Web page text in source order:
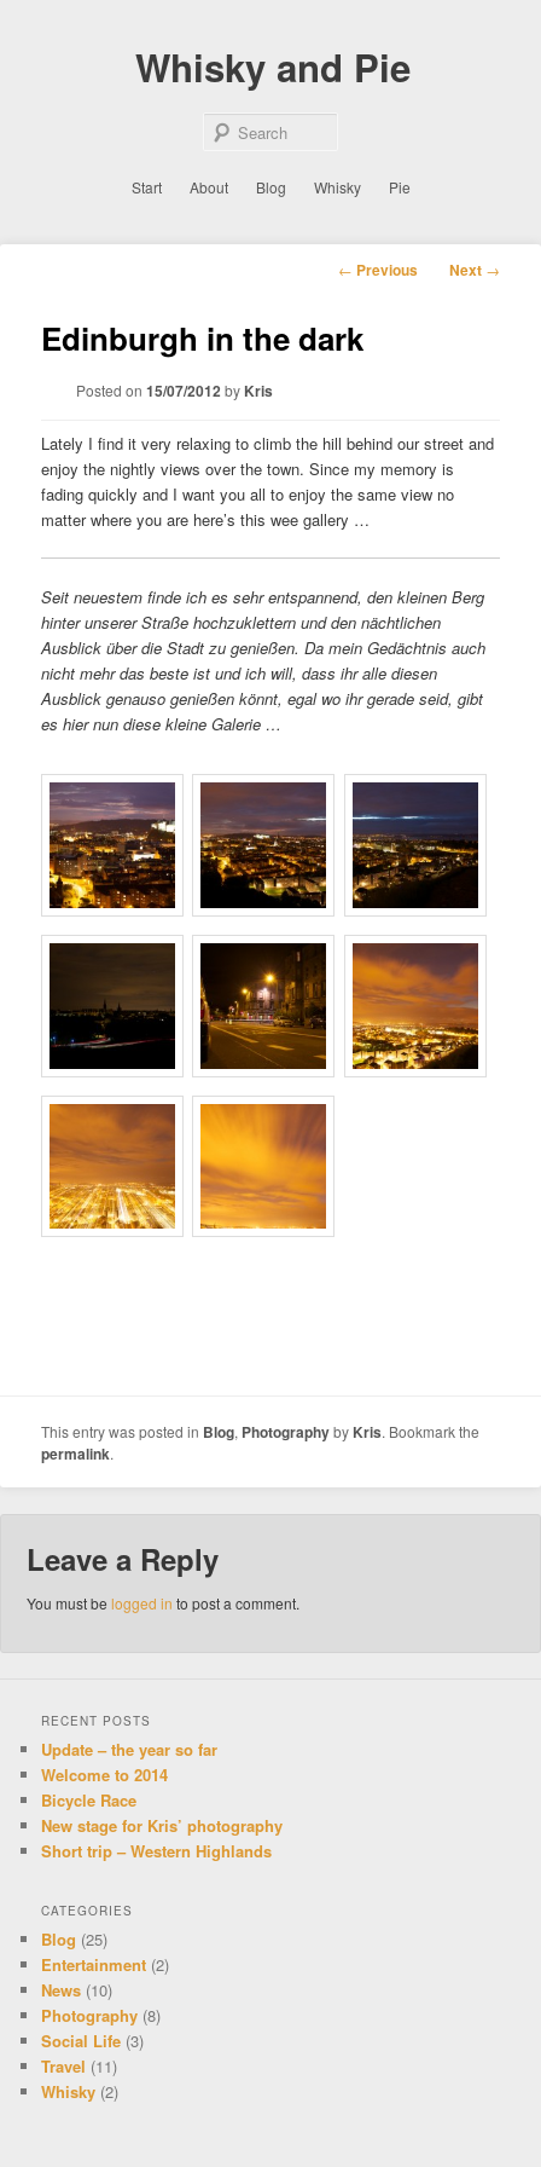
Whisky and Pie
Start About Blog Whisky Pie
Post
← Previous Next →
Edinburgh in the dark
Posted on 15/07/2012by Kris
Lately I find it very relaxing to climb the hill behind our street and
enjoy the nightly views over the town. Since my memory is
fading quickly and I want you all to enjoy the same view no
matter where you are here’s this wee gallery …
Seit neuestem finde ich es sehr entspannend, den kleinen Berg
hinter unserer Straße hochzuklettern und den nächtlichen
Ausblick über die Stadt zu genießen. Da mein Gedächtnis auch
nicht mehr das beste ist und ich will, dass ihr alle diesen
Ausblick genauso genießen könnt, egal wo ihr gerade seid, gibt
es hier nun diese kleine Galerie …
This entry was posted in Blog, Photographyby Kris. Bookmark the
permalink.
Leave a Reply
You must belogged in to post a comment.
RECENT POSTS
Update – the year so far
Welcome to 2014
Bicycle Race
New stage for Kris’ photography
Short trip – Western Highlands
CATEGORIES
Blog (25)
Entertainment (2)
News (10)
Photography (8)
Social Life (3)
Travel (11)
Whisky (2)